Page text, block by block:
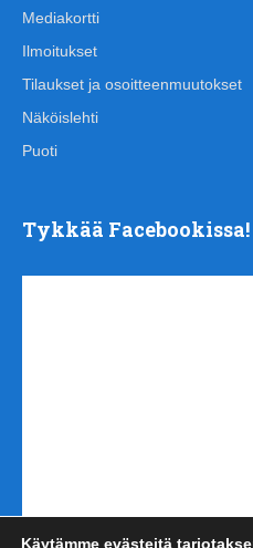
Mediakortti
Ilmoitukset
Tilaukset ja osoitteenmuutokset
Näköislehti
Puoti
Tykkää Facebookissa!
Käytämme evästeitä